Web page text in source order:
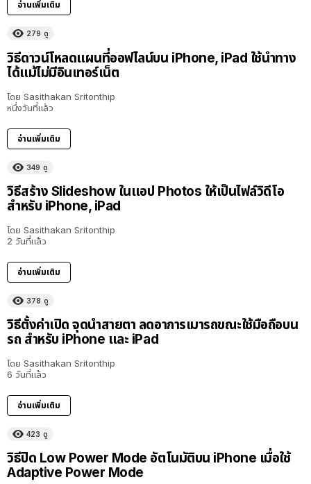
อ่านเพิ่มเติม
279 ดู
วิธีดาวน์โหลดแผนที่ออฟไลน์บน iPhone, iPad ใช้นำทาง
ได้แม้ไม่มีอินเทอร์เน็ต
โดย Sasithakan Sritonthip
หนึ่งวันที่แล้ว
อ่านเพิ่มเติม
349 ดู
วิธีสร้าง Slideshow ในแอป Photos ให้เป็นไฟล์วิดีโอ
สำหรับ iPhone, iPad
โดย Sasithakan Sritonthip
2 วันที่แล้ว
อ่านเพิ่มเติม
378 ดู
วิธีตั้งค่าเปิด จุดนำสายตา ลดอาการเมารถขณะใช้มือถือบน
รถ สำหรับ iPhone และ iPad
โดย Sasithakan Sritonthip
6 วันที่แล้ว
อ่านเพิ่มเติม
423 ดู
วิธีปิด Low Power Mode อัตโนมัติบน iPhone เมื่อใช้
Adaptive Power Mode